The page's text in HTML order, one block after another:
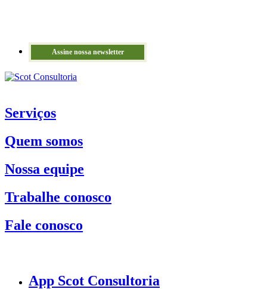
Assine nossa newsletter
Serviços
Quem somos
Nossa equipe
Trabalhe conosco
Fale conosco
App Scot Consultoria